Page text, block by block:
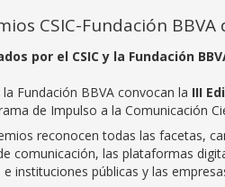
CSIC-Fundación
por el CSIC y la Fundación
la Fundación BBVA convocan la III
de Impulso a la Comunicación
reconocen todas las facetas,
comunicación, las plataformas
e instituciones públicas y las